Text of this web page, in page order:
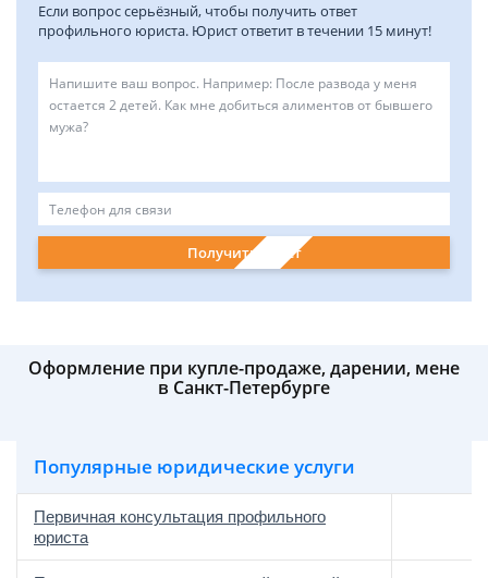
Если вопрос серьёзный, чтобы получить ответ
профильного юриста. Юрист ответит в течении 15 минут!
Получить ответ
Оформление при купле-продаже, дарении, мене
в Санкт-Петербурге
Популярные юридические услуги
Первичная консультация профильного
юриста